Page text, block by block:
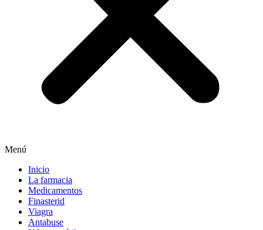
Menú
Inicio
La farmacia
Medicamentos
Finasterid
Viagra
Antabuse